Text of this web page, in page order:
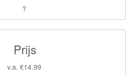
?
Prijs
v.a. €14.99